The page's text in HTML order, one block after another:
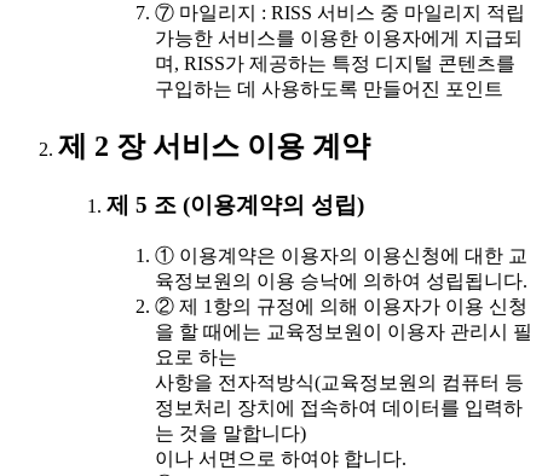
⑦ 마일리지 : RISS 서비스 중 마일리지 적립
가능한 서비스를 이용한 이용자에게 지급되
며, RISS가 제공하는 특정 디지털 콘텐츠를
구입하는 데 사용하도록 만들어진 포인트
제 2 장 서비스 이용 계약
제 5 조 (이용계약의 성립)
① 이용계약은 이용자의 이용신청에 대한 교
육정보원의 이용 승낙에 의하여 성립됩니다.
② 제 1항의 규정에 의해 이용자가 이용 신청
을 할 때에는 교육정보원이 이용자 관리시 필
요로 하는
사항을 전자적방식(교육정보원의 컴퓨터 등
정보처리 장치에 접속하여 데이터를 입력하
는 것을 말합니다)
이나 서면으로 하여야 합니다.